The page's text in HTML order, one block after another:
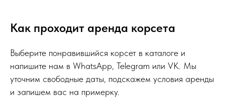
Как проходит аренда корсета
Выберите понравившийся корсет в каталоге и
напишите нам в WhatsApp, Telegram или VK. Мы
уточним свободные даты, подскажем условия аренды
и запишем вас на примерку.